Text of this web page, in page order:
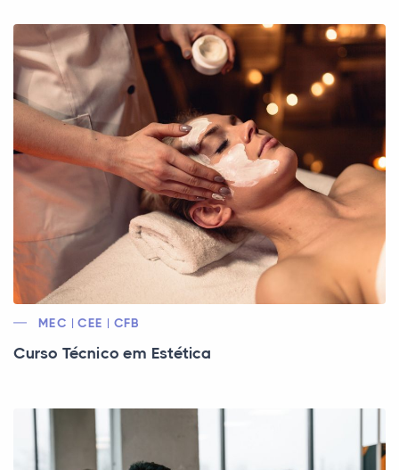
MEC | CEE | CFB
Curso Técnico em Estética